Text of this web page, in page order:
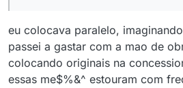
eu colocava paralelo,
passei a gastar com a mao de
colocando originais na
essas me$%&^ estouram com